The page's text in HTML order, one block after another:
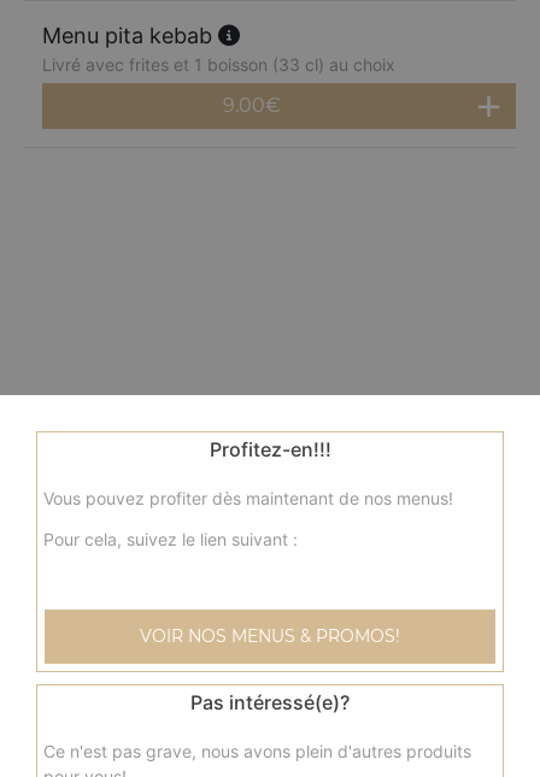
Menu pita kebab
Livré avec frites et 1 boisson (33 cl) au choix
9.00€
Profitez-en!!!
Vous pouvez profiter dès maintenant de nos menus!
Pour cela, suivez le lien suivant :
VOIR NOS MENUS & PROMOS!
Pas intéressé(e)?
Ce n'est pas grave, nous avons plein d'autres produits